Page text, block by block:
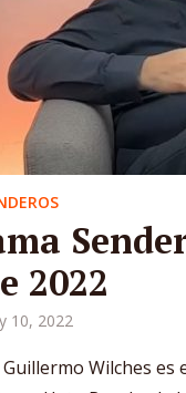
2022
10, 2022
Guillermo Wilches